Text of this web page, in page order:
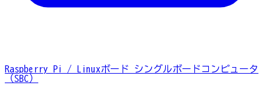
Raspberry Pi / Linuxボード
シングルボードコンピュータ
（SBC）